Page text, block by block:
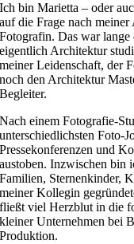
Ich bin Marietta – oder
auf die Frage nach
Fotografin. Das war
eigentlich Architektur
meiner Leidenschaft, der
noch den Architektur
Begleiter.
Nach einem Fotografie-
unterschiedlichsten Foto-
Pressekonferenzen und
austoben. Inzwischen bin
Familien, Sternenkinder,
meiner Kollegin
fließt viel Herzblut in die
kleiner Unternehmen bei
Produktion.